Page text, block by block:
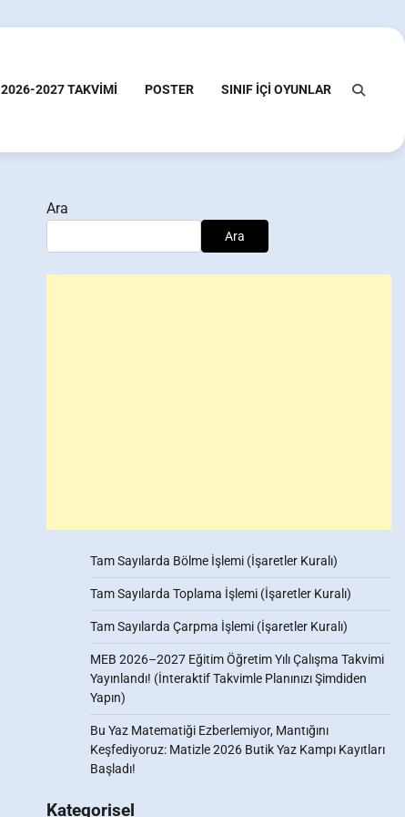
2026-2027 TAKVIMI POSTER SINIF İÇI OYUNLAR
Ara
Ara
Tam Sayılarda Bölme İşlemi (İşaretler Kuralı)
Tam Sayılarda Toplama İşlemi (İşaretler Kuralı)
Tam Sayılarda Çarpma İşlemi (İşaretler Kuralı)
MEB 2026–2027 Eğitim Öğretim Yılı Çalışma Takvimi
Yayınlandı! (İnteraktif Takvimle Planınızı Şimdiden
Yapın)
Bu Yaz Matematiği Ezberlemiyor, Mantığını
Keşfediyoruz: Matizle 2026 Butik Yaz Kampı Kayıtları
Başladı!
Kategorisel